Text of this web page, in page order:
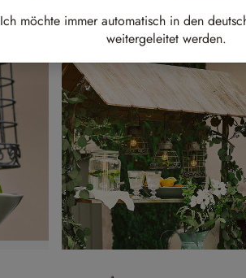
Ich möchte immer automatisch in den
weitergeleitet werden.